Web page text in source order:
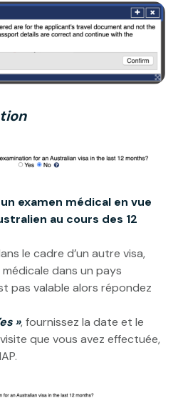
examen médical en vue
au cours des 12
le cadre d’un autre visa,
dans un pays
pas valable alors répondez
», fournissez la date et le
que vous avez effectuée,